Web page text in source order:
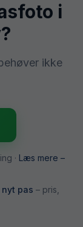
i
?
ikke
· Læs mere –
pas – pris,